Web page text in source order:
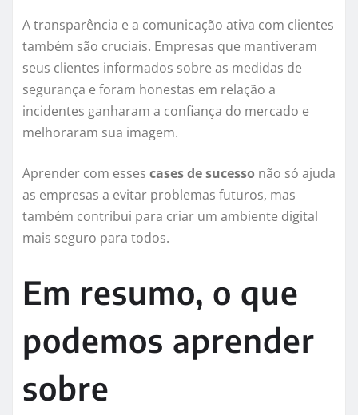
A transparência e a comunicação ativa com clientes
também são cruciais. Empresas que mantiveram
seus clientes informados sobre as medidas de
segurança e foram honestas em relação a
incidentes ganharam a confiança do mercado e
melhoraram sua imagem.
Aprender com esses cases de sucesso não só ajuda
as empresas a evitar problemas futuros, mas
também contribui para criar um ambiente digital
mais seguro para todos.
Em resumo, o que
podemos aprender
sobre